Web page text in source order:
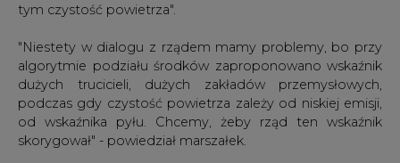
tym czystość powietrza".
"Niestety w dialogu z rządem mamy problemy, bo przy
algorytmie podziału środków zaproponowano wskaźnik
dużych trucicieli, dużych zakładów przemysłowych,
podczas gdy czystość powietrza zależy od niskiej emisji,
od wskaźnika pyłu. Chcemy, żeby rząd ten wskaźnik
skorygował" - powiedział marszałek.